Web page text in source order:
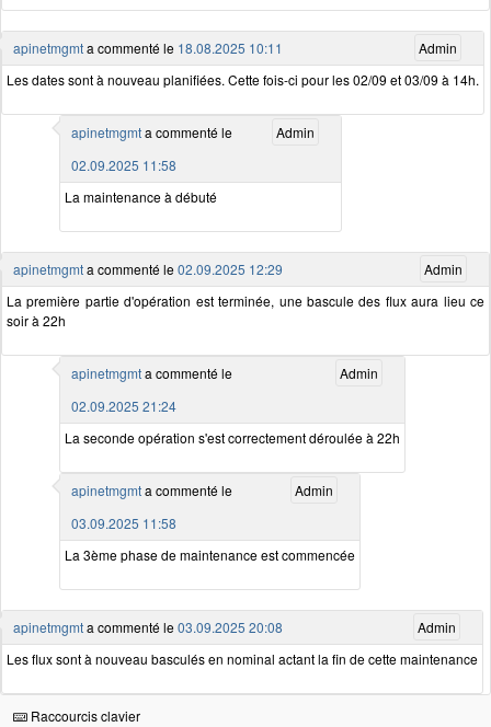
Admin
apinetmgmta commenté le 18.08.2025 10:11
Les dates sont à nouveau planifiées. Cette fois-ci pour les 02/09 et 03/09 à 14h.
Admin
apinetmgmta commenté le
02.09.2025 11:58
La maintenance à débuté
Admin
apinetmgmta commenté le02.09.2025 12:29
La première partie d'opération est terminée, une bascule des flux aura lieu ce
soir à 22h
Admin
apinetmgmta commenté le
02.09.2025 21:24
La seconde opération s'est correctement déroulée à 22h
Admin
apinetmgmta commenté le
03.09.2025 11:58
La 3ème phase de maintenance est commencée
Admin
apinetmgmta commenté le03.09.2025 20:08
Les flux sont à nouveau basculés en nominal actant la fin de cette maintenance
Raccourcis clavier